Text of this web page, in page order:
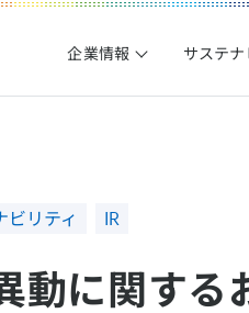
企業情報 サステナ
ビリティ IR
動に関する